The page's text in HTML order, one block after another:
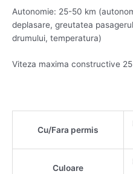
Autonomie: 25-50 km
deplasare, greutatea
drumului, temperatura)
Viteza maxima constructive
Cu/Fara permis
Culoare